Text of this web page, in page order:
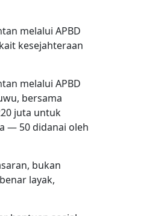
melalui APBD
kesejahteraan
melalui APBD
bersama
juta untuk
— 50 didanai oleh
bukan
layak,